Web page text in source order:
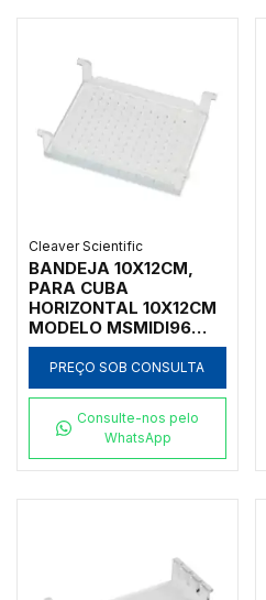
Cleaver Scientific
BANDEJA 10X12CM,
PARA CUBA
HORIZONTAL 10X12CM
MODELO MSMIDI96
MARCA CLEAVER
SCIENTIFIC - CÓDIGO
MS10-UV96
PREÇO SOB CONSULTA
Consulte-nos pelo
WhatsApp